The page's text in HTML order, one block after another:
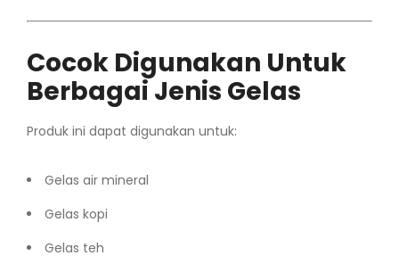
Cocok Digunakan Untuk
Berbagai Jenis Gelas
Produk ini dapat digunakan untuk:
Gelas air mineral
Gelas kopi
Gelas teh